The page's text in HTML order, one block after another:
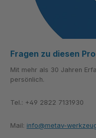
Fragen zu diesen
Mit mehr als 30 Jahren
persönlich.
Tel.: +49 2822 7131930
Mail: info@metav-